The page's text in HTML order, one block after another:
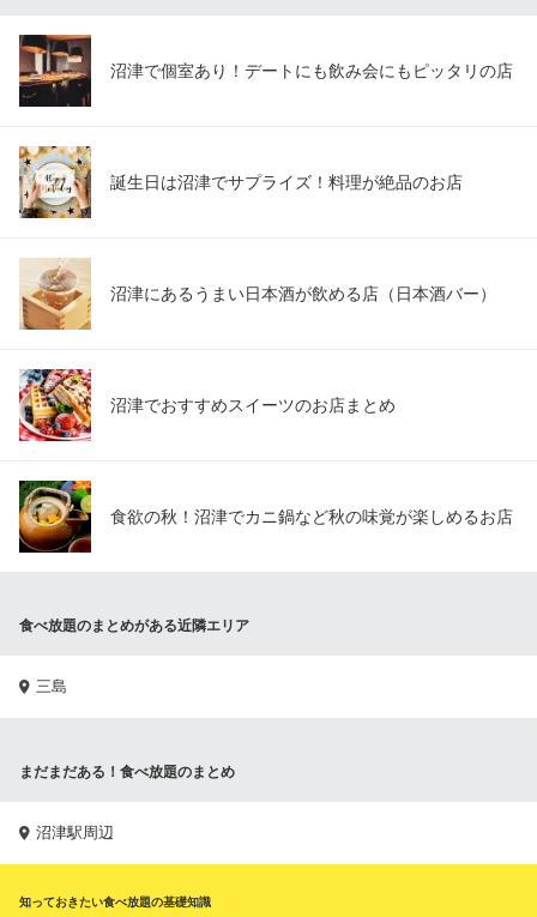
沼津で個室あり！デートにも飲み会にもピッタリの店
誕生日は沼津でサプライズ！料理が絶品のお店
沼津にあるうまい日本酒が飲める店（日本酒バー）
沼津でおすすめスイーツのお店まとめ
食欲の秋！沼津でカニ鍋など秋の味覚が楽しめるお店
食べ放題のまとめがある近隣エリア
三島
まだまだある！食べ放題のまとめ
沼津駅周辺
知っておきたい食べ放題の基礎知識